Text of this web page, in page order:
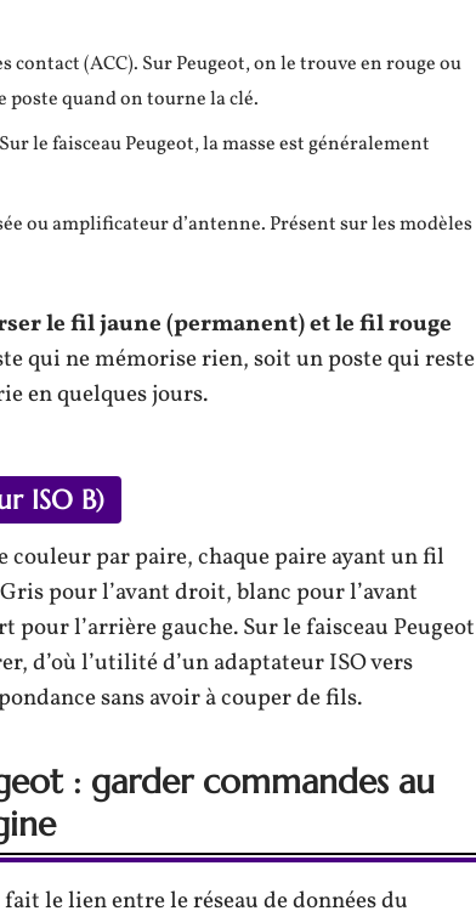
(ACC). Sur Peugeot, on le trouve en rouge ou
poste quand on tourne la clé.
le faisceau Peugeot, la masse est généralement
ou amplificateur d’antenne. Présent sur les modèles
le fil jaune (permanent) et le fil rouge
qui ne mémorise rien, soit un poste qui reste
en quelques jours.
ISO B)
par paire, chaque paire ayant un fil
pour l’avant droit, blanc pour l’avant
l’arrière gauche. Sur le faisceau Peugeot
d’où l’utilité d’un adaptateur ISO vers
sans avoir à couper de fils.
: garder commandes au
le lien entre le réseau de données du